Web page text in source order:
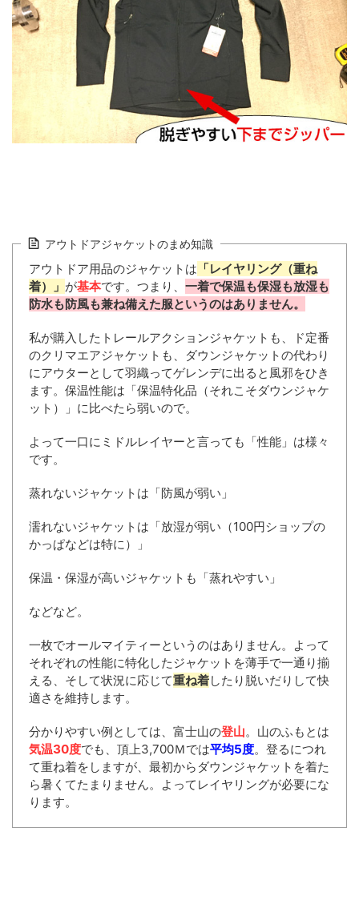
アウトドアジャケットのまめ知識
アウトドア用品のジャケットは 「レイヤリング（重ね
着）」 が基本です。つまり、 一着で保温も保湿も放湿も
防水も防風も兼ね備えた服というのはありません。
私が購入したトレールアクションジャケットも、ド定番
のクリマエアジャケットも、ダウンジャケットの代わり
にアウターとして羽織ってゲレンデに出ると風邪をひき
ます。保温性能は「保温特化品（それこそダウンジャケ
ット）」に比べたら弱いので。
よって一口にミドルレイヤーと言っても「性能」は様々
です。
蒸れないジャケットは「防風が弱い」
濡れないジャケットは「放湿が弱い（100円ショップの
かっぱなどは特に）」
保温・保湿が高いジャケットも「蒸れやすい」
などなど。
一枚でオールマイティーというのはありません。よって
それぞれの性能に特化したジャケットを薄手で一通り揃
える、そして状況に応じて重ね着したり脱いだりして快
適さを維持します。
分かりやすい例としては、富士山の登山。山のふもとは
気温30度でも、頂上3,700Ｍでは平均5度。登るにつれ
て重ね着をしますが、最初からダウンジャケットを着た
ら暑くてたまりません。よってレイヤリングが必要にな
ります。